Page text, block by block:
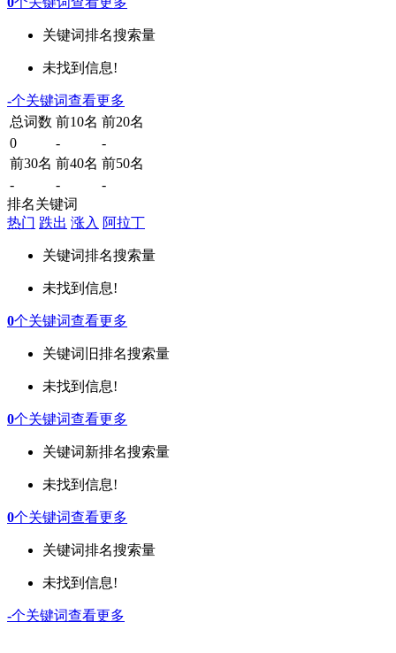
关键词排名搜索量
未找到信息!
-个关键词查看更多
总词数 前10名 前20名
0
-
-
前30名 前40名 前50名
-
-
-
排名关键词
热门 跌出 涨入 阿拉丁
关键词排名搜索量
未找到信息!
0个关键词查看更多
关键词 旧排名搜索量
未找到信息!
0个关键词查看更多
关键词新排名搜索量
未找到信息!
0个关键词查看更多
关键词排名搜索量
未找到信息!
-个关键词查看更多